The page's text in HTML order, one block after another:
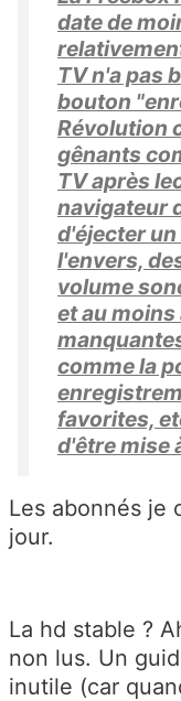
date de
TV n'a pas
bouton
Révolution
gênants
TV après
navigateur
d'éjecter un
l'envers,
volume
et au
comme la
favorites,
d'être mise
Les abonnés je
jour.
La hd stable ?
non lus. Un
inutile (car